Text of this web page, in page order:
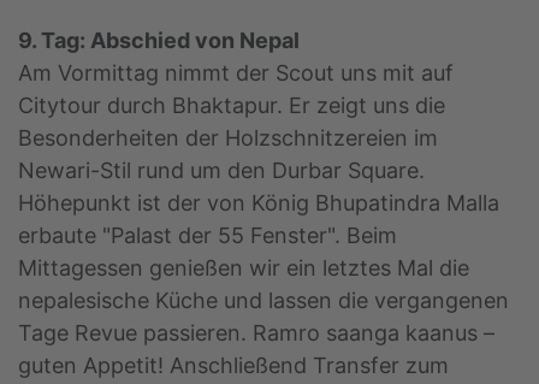
9. Tag: Abschied von Nepal
Am Vormittag nimmt der Scout uns mit auf
Citytour durch Bhaktapur. Er zeigt uns die
Besonderheiten der Holzschnitzereien im
Newari-Stil rund um den Durbar Square.
Höhepunkt ist der von König Bhupatindra Malla
erbaute "Palast der 55 Fenster". Beim
Mittagessen genießen wir ein letztes Mal die
nepalesische Küche und lassen die vergangenen
Tage Revue passieren. Ramro saanga kaanus –
guten Appetit! Anschließend Transfer zum